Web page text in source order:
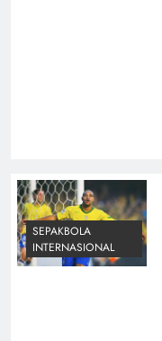
SEPAKBOLA
INTERNASIONAL